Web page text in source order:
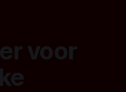
voor